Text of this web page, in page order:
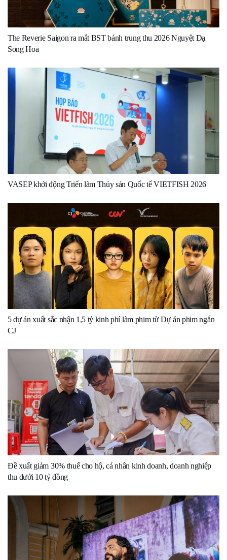
The Reverie Saigon ra mắt BST bánh trung thu 2026 Nguyệt Dạ
Song Hoa
VASEP khởi động Triển lãm Thủy sản Quốc tế VIETFISH 2026
5 dự án xuất sắc nhận 1,5 tỷ kinh phí làm phim từ Dự án phim ngắn
CJ
Đề xuất giảm 30% thuế cho hộ, cá nhân kinh doanh, doanh nghiệp
thu dưới 10 tỷ đồng